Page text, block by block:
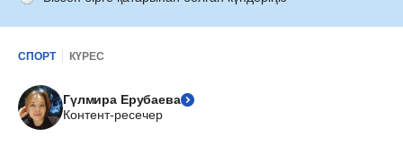
СПОРТ КҮРЕС
Гүлмира Ерубаева
Контент-ресечер